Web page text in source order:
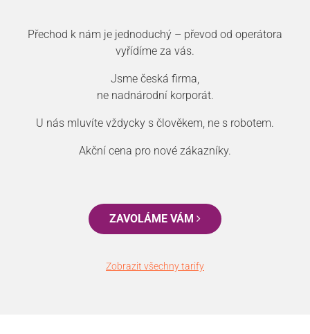
Přechod k nám je jednoduchý – převod od operátora
vyřídíme za vás.
Jsme česká firma,
ne nadnárodní korporát.
U nás mluvíte vždycky s člověkem, ne s robotem.
Akční cena pro nové zákazníky.
ZAVOLÁME VÁM
Zobrazit všechny tarify